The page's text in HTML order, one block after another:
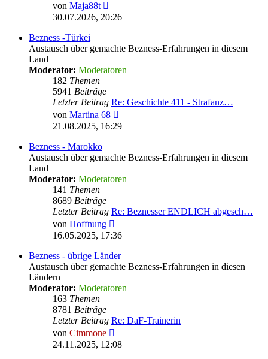
von Maja88t
Beitrag
30.07.2026, 20:26
Bezness -Türkei
Austausch über gemachte Bezness-Erfahrungen in diesem
Land
Moderator: Moderatoren
182 Themen
5941 Beiträge
Letzter Beitrag Re: Geschichte 411 - Strafanz…
von Martina 68
Beitrag
21.08.2025, 16:29
Bezness - Marokko
Austausch über gemachte Bezness-Erfahrungen in diesem
Land
Moderator: Moderatoren
141 Themen
8689 Beiträge
Letzter Beitrag Re: Beznesser ENDLICH abgesch…
von Hoffnung
Beitrag
16.05.2025, 17:36
Bezness - übrige Länder
Austausch über gemachte Bezness-Erfahrungen in diesen
Ländern
Moderator: Moderatoren
163 Themen
8781 Beiträge
Letzter Beitrag Re: DaF-Trainerin
von Cimmone
Beitrag
24.11.2025, 12:08